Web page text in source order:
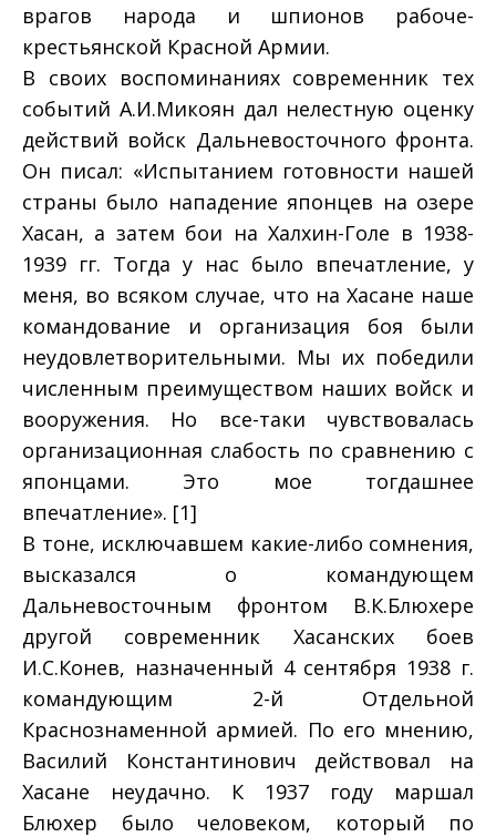
врагов народа и шпионов рабоче-
крестьянской Красной Армии.
В своих воспоминаниях современник тех
событий А.И.Микоян дал нелестную оценку
действий войск Дальневосточного фронта.
Он писал: «Испытанием готовности нашей
страны было нападение японцев на озере
Хасан, а затем бои на Халхин-Голе в 1938-
1939 гг. Тогда у нас было впечатление, у
меня, во всяком случае, что на Хасане наше
командование и организация боя были
неудовлетворительными. Мы их победили
численным преимуществом наших войск и
вооружения. Но все-таки чувствовалась
организационная слабость по сравнению с
японцами. Это мое тогдашнее
впечатление». [1]
В тоне, исключавшем какие-либо сомнения,
высказался о командующем
Дальневосточным фронтом В.К.Блюхере
другой современник Хасанских боев
И.С.Конев, назначенный 4 сентября 1938 г.
командующим 2-й Отдельной
Краснознаменной армией. По его мнению,
Василий Константинович действовал на
Хасане неудачно. К 1937 году маршал
Блюхер было человеком, который по